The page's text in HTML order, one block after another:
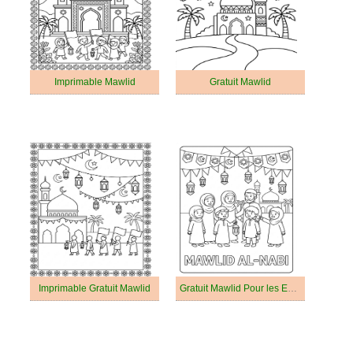
Imprimable Mawlid Gratuit Mawlid
Imprimable Gratuit Mawlid Gratuit Mawlid Pour les Enfants